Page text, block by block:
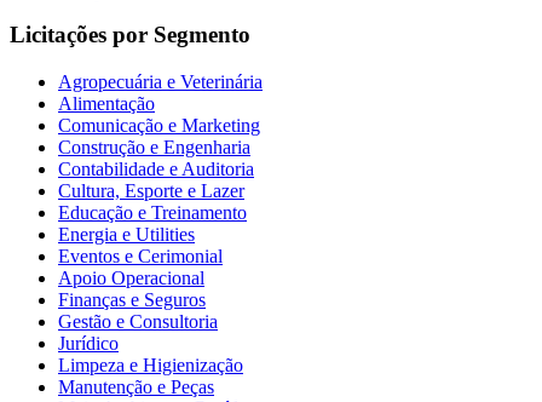
Licitações por Segmento
Agropecuária e Veterinária
Alimentação
Comunicação e Marketing
Construção e Engenharia
Contabilidade e Auditoria
Cultura, Esporte e Lazer
Educação e Treinamento
Energia e Utilities
Eventos e Cerimonial
Apoio Operacional
Finanças e Seguros
Gestão e Consultoria
Jurídico
Limpeza e Higienização
Manutenção e Peças